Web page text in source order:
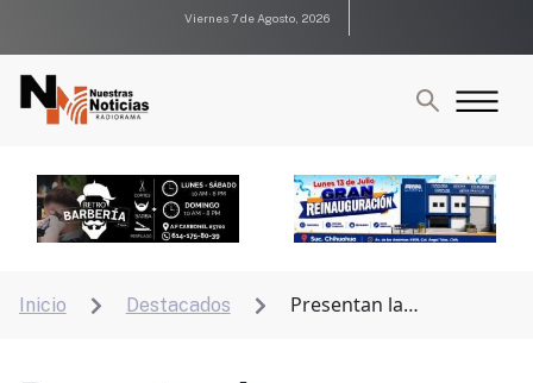
Viernes 7 de Agosto, 2026
Inicio  Destacados 
Presentan la